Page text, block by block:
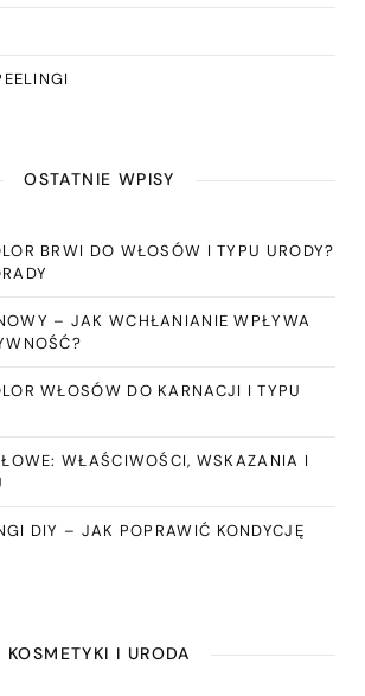
OSTATNIE WPISY
BRWI DO WŁOSÓW I TYPU URODY?
– JAK WCHŁANIANIE WPŁYWA
WŁOSÓW DO KARNACJI I TYPU
WŁAŚCIWOŚCI, WSKAZANIA I
DIY – JAK POPRAWIĆ KONDYCJĘ
KOSMETYKI I URODA